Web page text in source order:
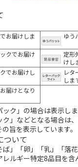
お届けしま
ゆう
クでお届け
定形
けし
でお届けし
レタ
しま
届けとなり
ック」の場合は表示し
ク」などとなる場合は
旨を表示しています。
ついて
ば」「卵」「乳」「落
レルギー特定8品目を含